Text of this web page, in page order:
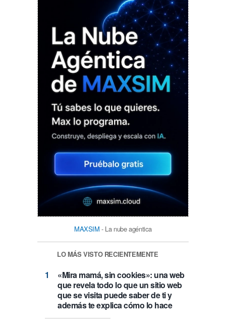
MAXSIM - La nube agéntica
LO MÁS VISTO RECIENTEMENTE
«Mira mamá, sin cookies»: una web
que revela todo lo que un sitio web
que se visita puede saber de ti y
además te explica cómo lo hace